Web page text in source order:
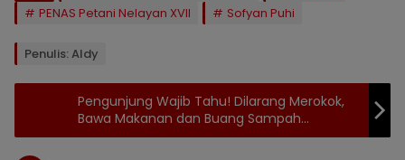
PENAS Petani Nelayan XVII
Sofyan Puhi
Penulis: Aldy
Pengunjung Wajib Tahu! Dilarang Merokok,
Bawa Makanan dan Buang Sampah
Sembarangan di Taman Limboto